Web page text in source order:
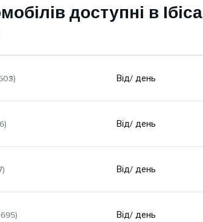
доступні в Ібіса
Від/ день
Від/ день
Від/ день
Від/ день